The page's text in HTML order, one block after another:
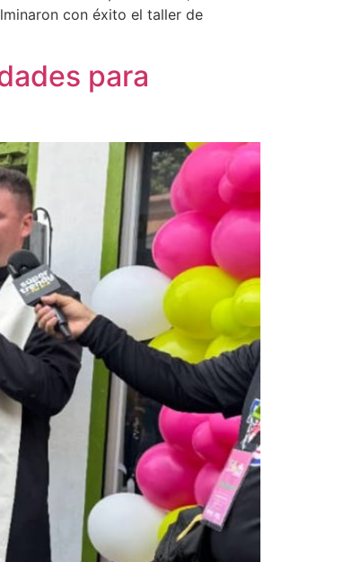
con éxito el taller de
para